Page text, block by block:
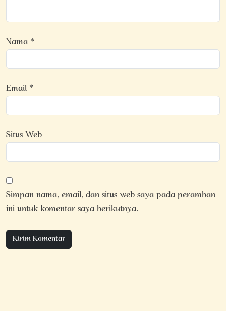
Nama*
Email*
Situs Web
Simpan nama, email, dan situs web saya pada peramban
ini untuk komentar saya berikutnya.